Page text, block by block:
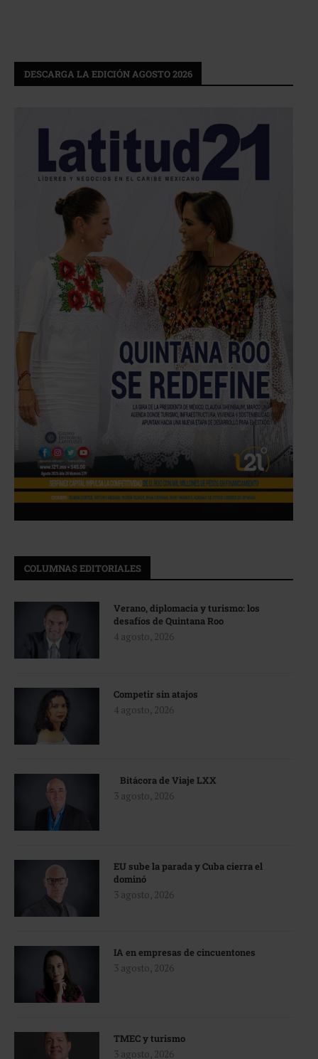
DESCARGA LA EDICIÓN AGOSTO 2026
COLUMNAS EDITORIALES
Verano, diplomacia y turismo: los
desafíos de Quintana Roo
4 agosto, 2026
Competir sin atajos
4 agosto, 2026
Bitácora de Viaje LXX
3 agosto, 2026
EU sube la parada y Cuba cierra el
dominó
3 agosto, 2026
IA en empresas de cincuentones
3 agosto, 2026
TMEC y turismo
3 agosto, 2026